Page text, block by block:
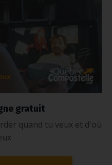
gratuit
quand tu veux et d'où